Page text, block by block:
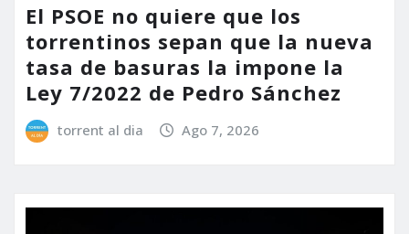
El PSOE no quiere que los
torrentinos sepan que la nueva
tasa de basuras la impone la
Ley 7/2022 de Pedro Sánchez
torrent al dia Ago 7, 2026